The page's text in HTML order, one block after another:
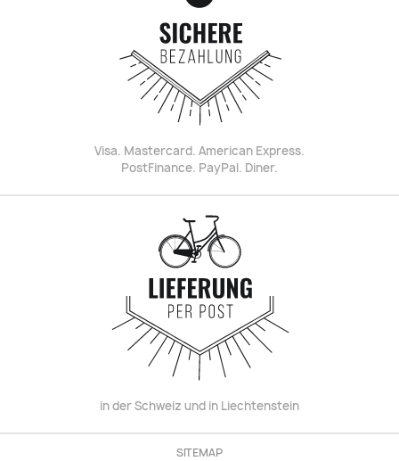
Visa. Mastercard. American Express.
PostFinance. PayPal. Diner.
in der Schweiz und in Liechtenstein
SITEMAP